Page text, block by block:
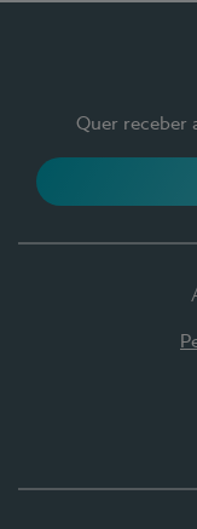
Quer receber